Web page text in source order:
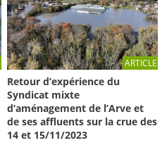
ARTICLE
Retour d’expérience du
Syndicat mixte
d’aménagement de l’Arve et
de ses affluents sur la crue des
14 et 15/11/2023